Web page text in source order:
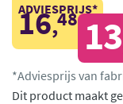
ADVIESPRIJS*
16,48 13
*Adviesprijs van
Dit product maakt